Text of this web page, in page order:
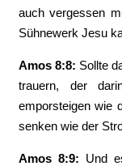
auch vergessen
Sühnewerk Jesu
Amos 8:8: ‭Sollte
trauern, der
emporsteigen wie
senken wie der
Amos 8:9: ‭Und